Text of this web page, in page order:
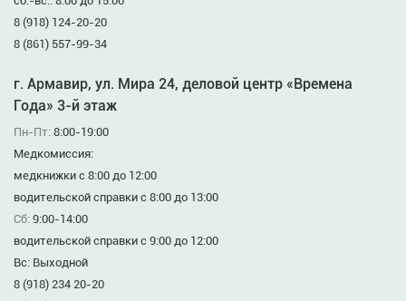
8 (918) 124-20-20
8 (861) 557-99-34
г. Армавир, ул. Мира 24, деловой центр «Времена
Года» 3-й этаж
Пн-Пт: 8:00-19:00
Медкомиссия:
медкнижки с 8:00 до 12:00
водительской справки с 8:00 до 13:00
Сб: 9:00-14:00
водительской справки с 9:00 до 12:00
Вс: Выходной
8 (918) 234 20-20